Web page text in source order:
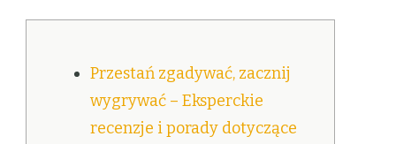
Przestań zgadywać, zacznij
wygrywać – Eksperckie
recenzje i porady dotyczące